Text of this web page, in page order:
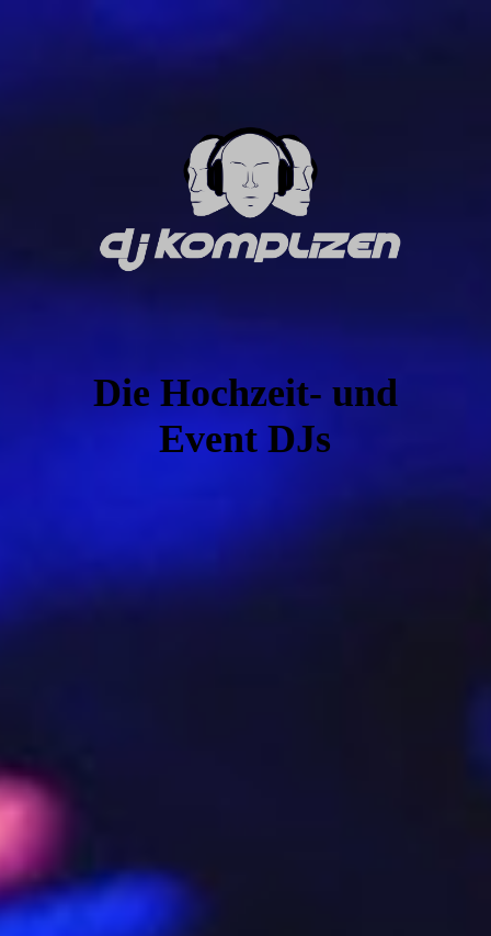
Die Hochzeit- und
Event DJs